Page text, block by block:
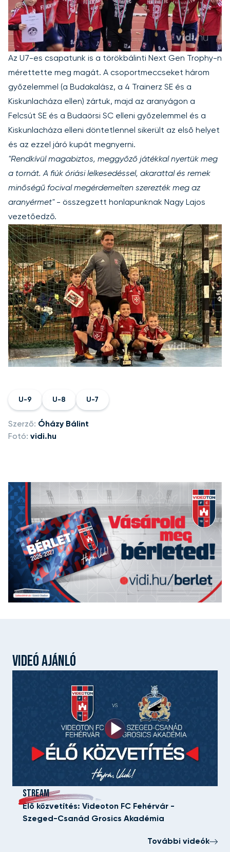
Az U7-es csapatunk is a törökbálinti Next Gen Trophy-n
mérettette meg magát. A csoportmeccseket három
győzelemmel (a Budakalász, a 4 Trainerz SE és a
Kiskunlacháza ellen) zártuk, majd az aranyágon a
Felcsút SE és a Budaörsi SC elleni győzelemmel és a
Kiskunlacháza elleni döntetlennel sikerült az első helyet
és az ezzel járó kupát megnyerni.
"Rendkívül magabiztos, meggyőző játékkal nyertük meg
a tornát. A fiúk óriási lelkesedéssel, akarattal és remek
minőségű focival megérdemelten szerezték meg az
aranyérmet" - összegzett honlapunknak Nagy Lajos
vezetőedző.
U-9 U-8 U-7
Szerző: Óházy Bálint
Fotó: vidi.hu
VIDEÓ AJÁNLÓ
STREAM
Élő közvetítés: Videoton FC Fehérvár -
Szeged-Csanád Grosics Akadémia
További videók